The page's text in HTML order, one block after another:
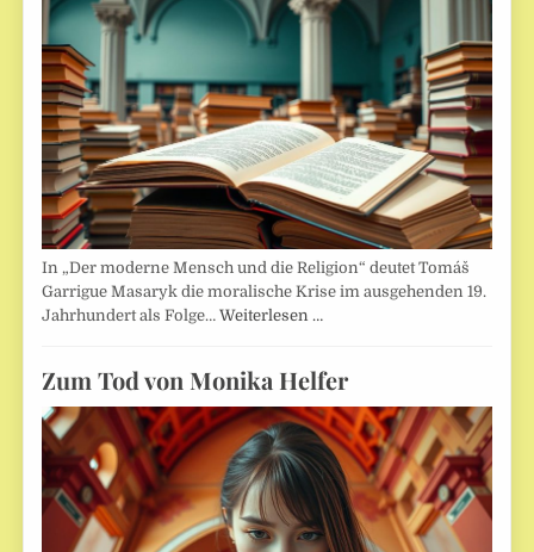
In „Der moderne Mensch und die Religion“ deutet Tomáš
Garrigue Masaryk die moralische Krise im ausgehenden 19.
Jahrhundert als Folge…Weiterlesen …
Zum Tod von Monika Helfer